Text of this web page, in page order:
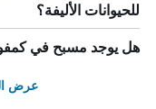
للحيوانات الأليفة؟
هل يوجد مسبح في
عرض